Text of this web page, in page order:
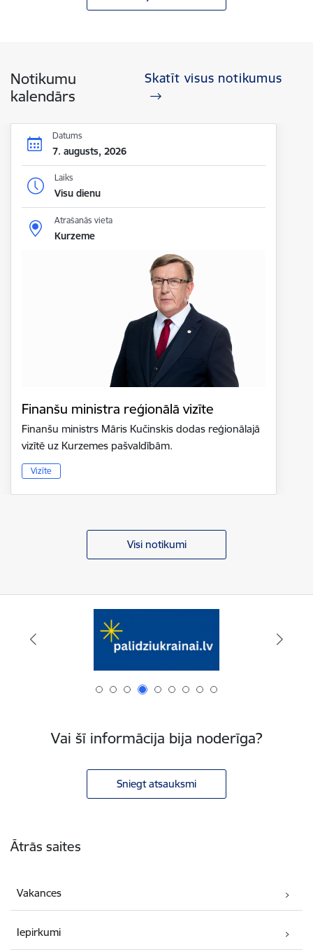
Notikumu
kalendārs
Skatīt visus notikumus
Datums
7. augusts, 2026
Laiks
Visu dienu
Atrašanās vieta
Kurzeme
Finanšu ministra reģionālā vizīte
Finanšu ministrs Māris Kučinskis dodas reģionālajā
vizītē uz Kurzemes pašvaldībām.
Vizīte
Visi notikumi
Vai šī informācija bija noderīga?
Sniegt atsauksmi
Ātrās saites
Vakances
Iepirkumi